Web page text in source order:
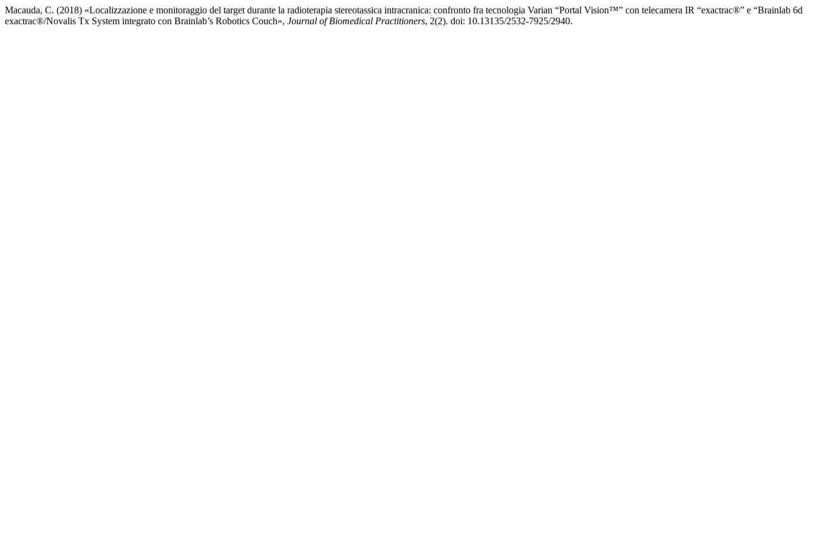
Macauda, C. (2018) «Localizzazione e monitoraggio del target durante la radioterapia stereotassica intracranica: confronto fra tecnologia Varian “Portal Vision™” con telecamera IR “exactrac®” e “Brainlab 6d
exactrac®/Novalis Tx System integrato con Brainlab’s Robotics Couch», Journal of Biomedical Practitioners, 2(2). doi: 10.13135/2532-7925/2940.